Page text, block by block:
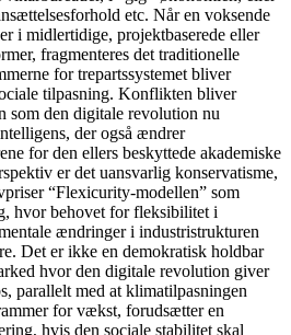
etc. Når en voksende
i midlertidige, projektbaserede eller
fragmenteres det traditionelle
for trepartssystemet bliver
tilpasning. Konflikten bliver
som den digitale revolution nu
der også ændrer
for den ellers beskyttede akademiske
er det uansvarlig konservatisme,
“Flexicurity-modellen” som
hvor behovet for fleksibilitet i
ændringer i industristrukturen
Det er ikke en demokratisk holdbar
hvor den digitale revolution giver
parallelt med at klimatilpasningen
for vækst, forudsætter en
hvis den sociale stabilitet skal